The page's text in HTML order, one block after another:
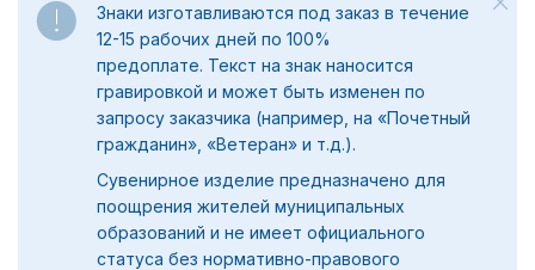
Знаки изготавливаются под заказ в течение
12-15 рабочих дней по 100%
предоплате. Текст на знак наносится
гравировкой и может быть изменен по
запросу заказчика (например, на «Почетный
гражданин», «Ветеран» и т.д.).
Сувенирное изделие предназначено для
поощрения жителей муниципальных
образований и не имеет официального
статуса без нормативно-правового